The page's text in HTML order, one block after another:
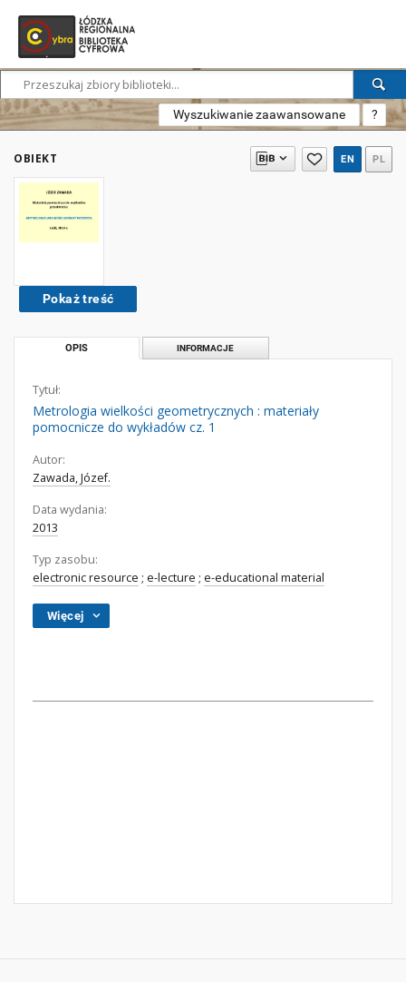
Wyszukiwanie zaawansowane ?
OBIEKT EN PL
Pokaż treść
OPIS INFORMACJE
Tytuł:
Metrologia wielkości geometrycznych : materiały
pomocnicze do wykładów cz. 1
Autor:
Zawada, Józef.
Data wydania:
2013
Typ zasobu:
electronic resource ; e-lecture ; e-educational material
Więcej